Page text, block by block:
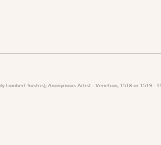
Lambert Sustris), Anonymous Artist - Venetian, 1518 or 1519 -